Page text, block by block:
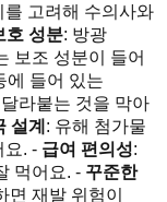
고려해 수의사와
호 성분: 방광
보조 성분이 들어
에 들어 있는
라붙는 것을 막아
설계 : 유해 첨가물
요. - 급여 편의성:
먹어요. - 꾸준한
재발 위험이